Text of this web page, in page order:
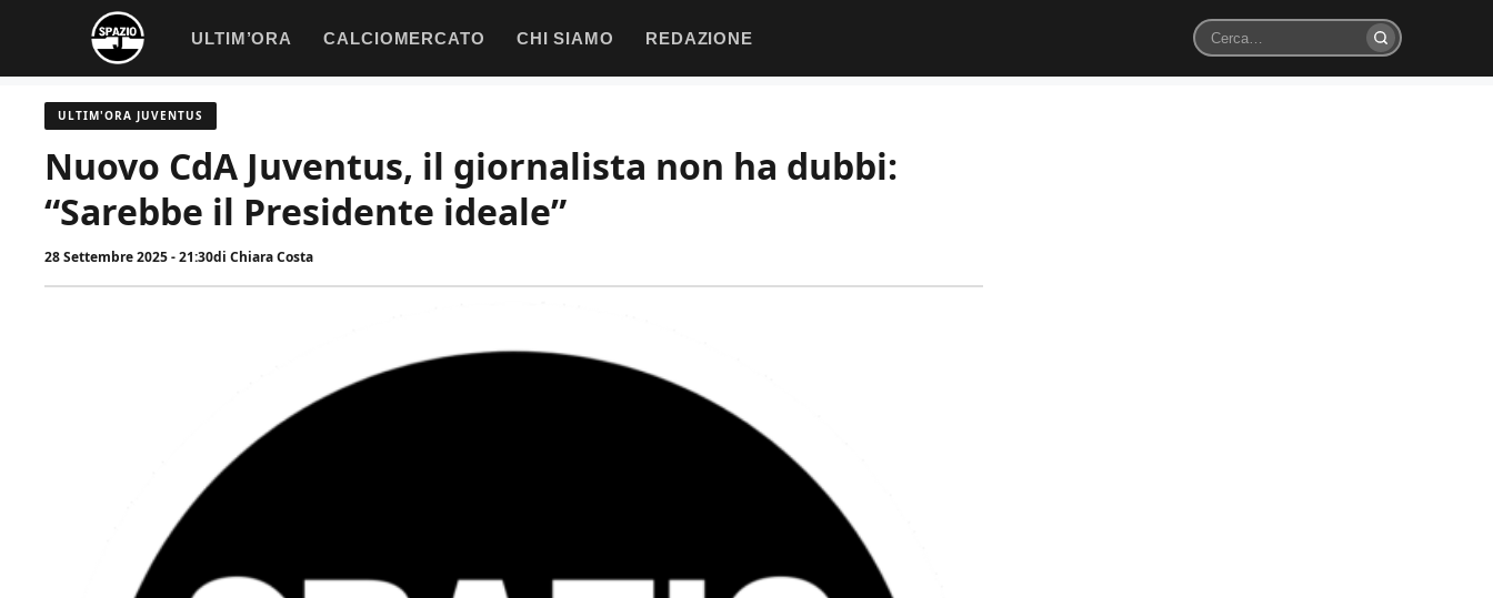
contenuto
ULTIM’ORA CALCIOMERCATO CHI SIAMO REDAZIONE
Cerca
ULTIM'ORA JUVENTUS
Nuovo CdA Juventus, il giornalista non ha dubbi:
“Sarebbe il Presidente ideale”
28 Settembre 2025 - 21:30di Chiara Costa